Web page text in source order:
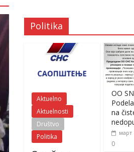
Politika
Aktuelno
Aktuelnosti
Društvo
Politika
OO
na
март
0